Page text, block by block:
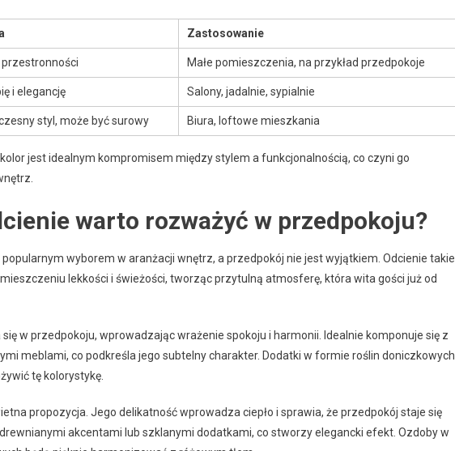
Zastosowanie
przestronności Małe pomieszczenia, na przykład przedpokoje
i elegancję Salony, jadalnie, sypialnie
styl, może być surowy Biura, loftowe mieszkania
jest idealnym kompromisem między stylem a funkcjonalnością, co czyni go
warto rozważyć w przedpokoju?
wyborem w aranżacji wnętrz, a przedpokój nie jest wyjątkiem. Odcienie takie
lekkości i świeżości, tworząc przytulną atmosferę, która wita gości już od
w przedpokoju, wprowadzając wrażenie spokoju i harmonii. Idealnie komponuje się z
meblami, co podkreśla jego subtelny charakter. Dodatki w formie roślin doniczkowych
tę kolorystykę.
propozycja. Jego delikatność wprowadza ciepło i sprawia, że przedpokój staje się
akcentami lub szklanymi dodatkami, co stworzy elegancki efekt. Ozdoby w